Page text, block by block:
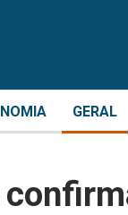
GERAL